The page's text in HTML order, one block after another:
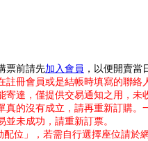
票前請先加入會員 ，以便開賣
冊會員或是結帳時填寫的聯絡
寄達，僅提供交易通知之用，
真的沒有成立，請再重新訂購
未成功，請重新訂票。
位」，若需自行選擇座位請於